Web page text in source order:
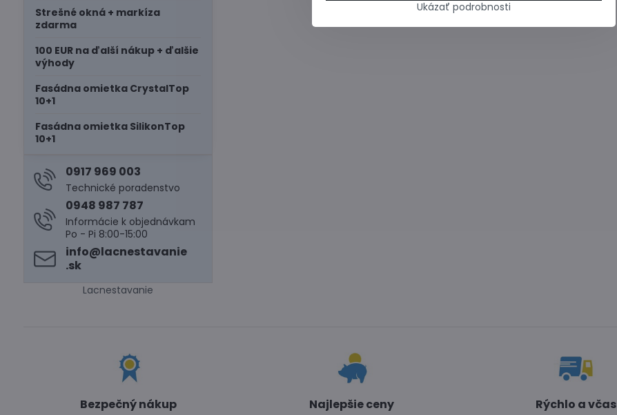
Strešné okná + markíza
zdarma
100 EUR na ďalší nákup + ďalšie
výhody
Fasádna omietka CrystalTop
10+1
Fasádna omietka SilikonTop
10+1
0917 969 003
Technické poradenstvo
0948 987 787
Informácie k objednávkam
Po - Pi 8:00-15:00
info​@lacnestavanie​
.sk
Lacnestavanie
Bezpečný nákup Najlepšie ceny Rýchlo a včas
Ukázať podrobnosti